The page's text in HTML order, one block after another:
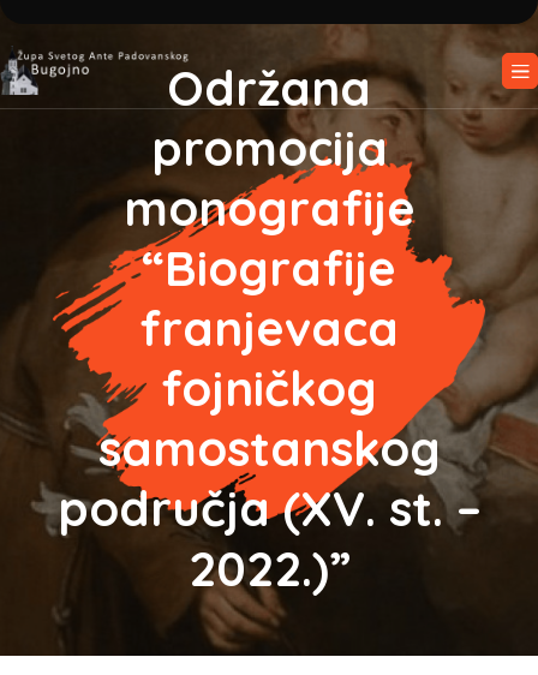
Održana
promocija
monografije
“Biografije
franjevaca
fojničkog
samostanskog
područja (XV. st. –
2022.)”